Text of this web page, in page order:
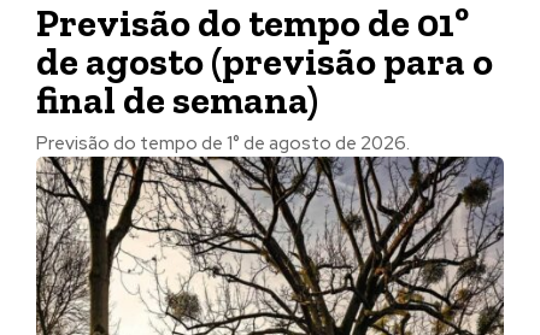
Previsão do tempo de 01º
de agosto (previsão para o
final de semana)
Previsão do tempo de 1° de agosto de 2026.